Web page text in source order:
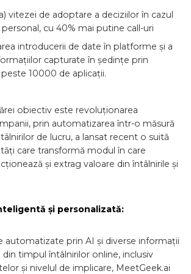
vitezei de adoptare a deciziilor în cazul
personal, cu 40% mai putine call-uri
introducerii de date în platforme și a
capturate în ședințe prin
10000 de aplicații.
obiectiv este revoluționarea
prin automatizarea într-o măsură
de lucru, a lansat recent o suită
care transformă modul în care
și extrag valoare din întâlnirile și
și personalizată:
automatizate prin AI și diverse informații
din timpul întâlnirilor online, inclusiv
și nivelul de implicare, MeetGeek.ai